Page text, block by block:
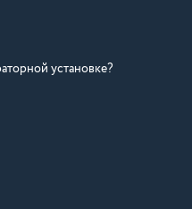
установке?